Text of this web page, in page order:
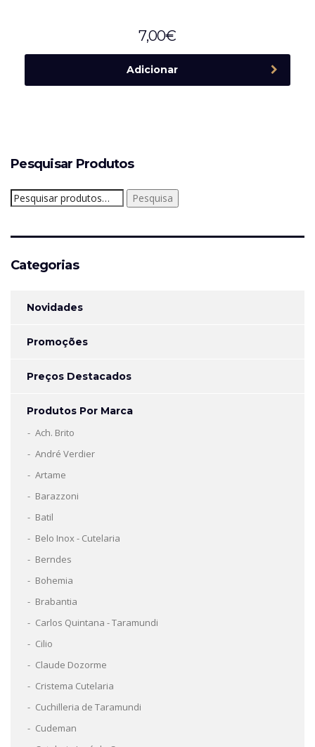
7,00€
Adicionar
Pesquisar Produtos
Pesquisar
por:
Pesquisa
Categorias
Novidades
Promoções
Preços Destacados
Produtos Por Marca
Ach. Brito
André Verdier
Artame
Barazzoni
Batil
Belo Inox - Cutelaria
Berndes
Bohemia
Brabantia
Carlos Quintana - Taramundi
Cilio
Claude Dozorme
Cristema Cutelaria
Cuchilleria de Taramundi
Cudeman